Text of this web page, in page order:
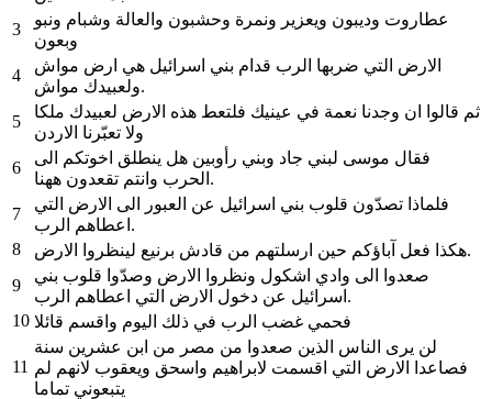
3
عطاروت وديبون ويعزير ونمرة وحشبون والعالة وشبام ونبو
وبعون
4
الارض التي ضربها الرب قدام بني اسرائيل هي ارض مواش
ولعبيدك مواش.
5
ثم قالوا ان وجدنا نعمة في عينيك فلتعط هذه الارض لعبيدك ملكا
ولا تعبّرنا الاردن
6
فقال موسى لبني جاد وبني رأوبين هل ينطلق اخوتكم الى
الحرب وانتم تقعدون ههنا.
7
فلماذا تصدّون قلوب بني اسرائيل عن العبور الى الارض التي
اعطاهم الرب.
8
هكذا فعل آباؤكم حين ارسلتهم من قادش برنيع لينظروا الارض.
9
صعدوا الى وادي اشكول ونظروا الارض وصدّوا قلوب بني
اسرائيل عن دخول الارض التي اعطاهم الرب.
10 فحمي غضب الرب في ذلك اليوم واقسم قائلا
11
لن يرى الناس الذين صعدوا من مصر من ابن عشرين سنة
فصاعدا الارض التي اقسمت لابراهيم واسحق ويعقوب لانهم لم
يتبعوني تماما